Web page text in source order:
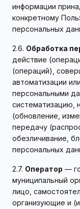
информации
конкретному
персональных
2.6. Обработка
действие
(операций),
автоматизации
персональными
систематизацию,
(обновление,
передачу
обезличивание,
персональных
2.7. Оператор —
муниципальный
лицо,
организующие и